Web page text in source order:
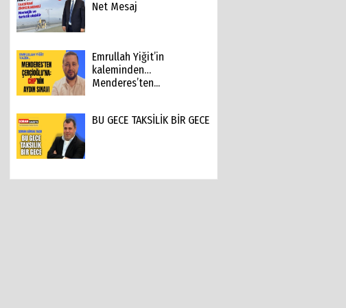
Net Mesaj
Emrullah Yiğit’in
kaleminden…
Menderes’ten...
BU GECE TAKSİLİK BİR GECE